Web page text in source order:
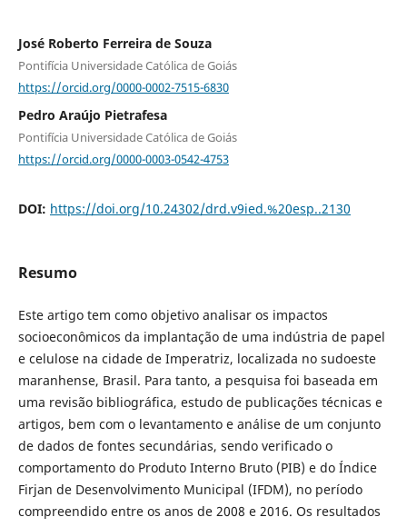
José Roberto Ferreira de Souza
Pontifícia Universidade Católica de Goiás
https://orcid.org/0000-0002-7515-6830
Pedro Araújo Pietrafesa
Pontifícia Universidade Católica de Goiás
https://orcid.org/0000-0003-0542-4753
DOI: https://doi.org/10.24302/drd.v9ied.%20esp..2130
Resumo
Este artigo tem como objetivo analisar os impactos
socioeconômicos da implantação de uma indústria de papel
e celulose na cidade de Imperatriz, localizada no sudoeste
maranhense, Brasil. Para tanto, a pesquisa foi baseada em
uma revisão bibliográfica, estudo de publicações técnicas e
artigos, bem com o levantamento e análise de um conjunto
de dados de fontes secundárias, sendo verificado o
comportamento do Produto Interno Bruto (PIB) e do Índice
Firjan de Desenvolvimento Municipal (IFDM), no período
compreendido entre os anos de 2008 e 2016. Os resultados